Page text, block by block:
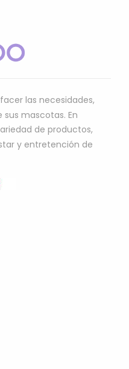
las necesidades,
mascotas. En
de productos,
y entretención de